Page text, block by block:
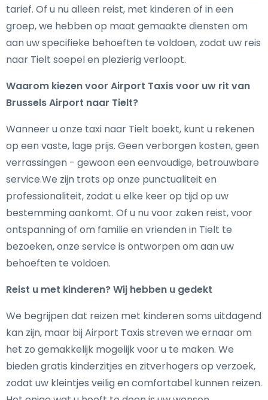
tarief. Of u nu alleen reist, met kinderen of in een
groep, we hebben op maat gemaakte diensten om
aan uw specifieke behoeften te voldoen, zodat uw reis
naar Tielt soepel en plezierig verloopt.
Waarom kiezen voor Airport Taxis voor uw rit van
Brussels Airport naar Tielt?
Wanneer u onze taxi naar Tielt boekt, kunt u rekenen
op een vaste, lage prijs. Geen verborgen kosten, geen
verrassingen - gewoon een eenvoudige, betrouwbare
service.We zijn trots op onze punctualiteit en
professionaliteit, zodat u elke keer op tijd op uw
bestemming aankomt. Of u nu voor zaken reist, voor
ontspanning of om familie en vrienden in Tielt te
bezoeken, onze service is ontworpen om aan uw
behoeften te voldoen.
Reist u met kinderen? Wij hebben u gedekt
We begrijpen dat reizen met kinderen soms uitdagend
kan zijn, maar bij Airport Taxis streven we ernaar om
het zo gemakkelijk mogelijk voor u te maken. We
bieden gratis kinderzitjes en zitverhogers op verzoek,
zodat uw kleintjes veilig en comfortabel kunnen reizen.